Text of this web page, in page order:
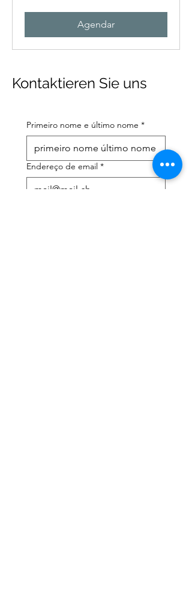
Agendar
Kontaktieren Sie uns
Primeiro nome e último nome *
Endereço de email *